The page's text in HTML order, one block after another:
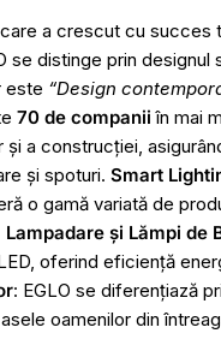
a crescut cu succes
se distinge prin
este “Design
70 de companii în mai
a construcției,
și spoturi. Smart
o gamă variată de
Lampadare și Lămpi de
oferind eficiență
: EGLO se diferențiază
oamenilor din